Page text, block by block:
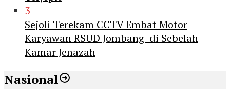
3
Sejoli Terekam CCTV Embat Motor
Karyawan RSUD Jombang di Sebelah
Kamar Jenazah
Nasional